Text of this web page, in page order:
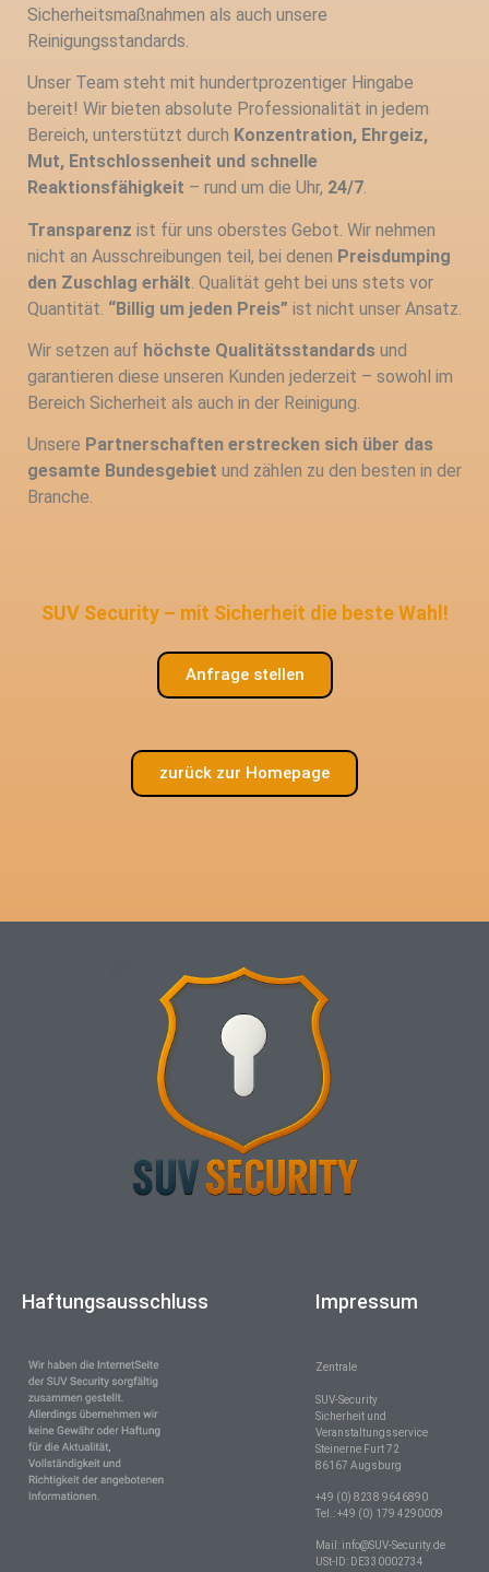
Sicherheitsmaßnahmen als auch unsere
Reinigungsstandards.
Unser Team steht mit hundertprozentiger Hingabe
bereit! Wir bieten absolute Professionalität in jedem
Bereich, unterstützt durch Konzentration, Ehrgeiz,
Mut, Entschlossenheit und schnelle
Reaktionsfähigkeit – rund um die Uhr, 24/7.
Transparenz ist für uns oberstes Gebot. Wir nehmen
nicht an Ausschreibungen teil, bei denen Preisdumping
den Zuschlag erhält . Qualität geht bei uns stets vor
Quantität. “Billig um jeden Preis” ist nicht unser Ansatz.
Wir setzen auf höchste Qualitätsstandards und
garantieren diese unseren Kunden jederzeit – sowohl im
Bereich Sicherheit als auch in der Reinigung.
Unsere Partnerschaften erstrecken sich über das
gesamte Bundesgebiet und zählen zu den besten in der
Branche.
SUV Security – mit Sicherheit die beste Wahl!
Anfrage stellen
zurück zur Homepage
Haftungsausschluss Impressum
Zentrale
SUV-Security
Sicherheit und
Veranstaltungsservice
Steinerne Furt 72
86167 Augsburg
+49 (0) 8238 9646890
Tel.: +49 (0) 179 4290009
Mail: info@SUV-Security.de
USt-ID: DE330002734